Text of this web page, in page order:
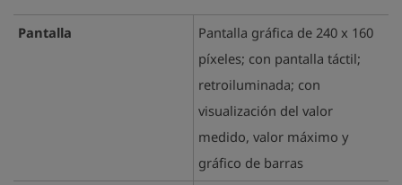
Pantalla
Pantalla gráfica de 240 x 160
píxeles; con pantalla táctil;
retroiluminada; con
visualización del valor
medido, valor máximo y
gráfico de barras